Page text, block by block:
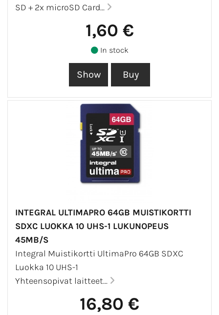
SD + 2x microSD Card...
1,60 €
In stock
INTEGRAL ULTIMAPRO 64GB MUISTIKORTTI
SDXC LUOKKA 10 UHS-1 LUKUNOPEUS
45MB/S
Integral Muistikortti UltimaPro 64GB SDXC
Luokka 10 UHS-1
Yhteensopivat laitteet...
16,80 €